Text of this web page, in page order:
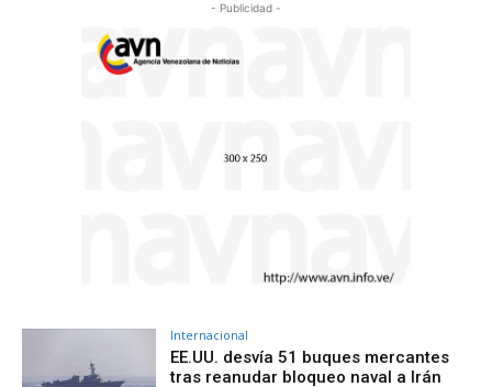
- Publicidad -
Internacional
EE.UU. desvía 51 buques mercantes
tras reanudar bloqueo naval a Irán